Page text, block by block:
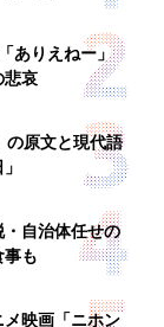
ありえねー」
哀
の原文と現代語
自治体任せの
事も
映画「ニホン